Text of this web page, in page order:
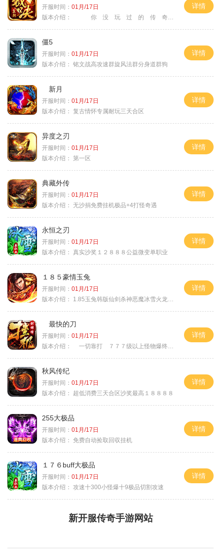
开服时间： 01月/17日
版本介绍：
你 没 玩 过 的 传 奇
详情
僵5
开服时间： 01月/17日
版本介绍： 铭文战高攻速群旋风法群分身道群狗
详情
新月
开服时间： 01月/17日
版本介绍： 复古情怀专属耐玩三天合区
详情
异度之刃
开服时间： 01月/17日
版本介绍： 第一区
详情
典藏外传
开服时间： 01月/17日
版本介绍： 无沙捐免费挂机极品+4打怪奇遇
详情
永恒之刃
开服时间： 01月/17日
版本介绍： 真实沙奖１２８８８公益微变单职业
详情
１８５豪情玉兔
开服时间： 01月/17日
版本介绍：
1.85玉兔韩版仙剑杀神恶魔冰雪火龙神器专属
详情
最快的刀
开服时间： 01月/17日
版本介绍：
一切靠打 ７７７级以上怪物爆终极
详情
秋风传纪
开服时间： 01月/17日
版本介绍：
超低消费三天合区沙奖最高１８８８８
详情
255大极品
开服时间： 01月/17日
版本介绍： 免费自动捡取回収挂机
详情
１７６buff大极品
开服时间： 01月/17日
版本介绍： 攻速十300小怪爆十9极品切割攻速
详情
新开服传奇手游网站